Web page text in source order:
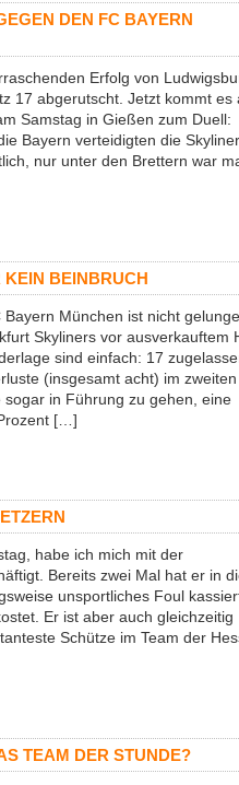
DEN FC BAYERN
Erfolg von
17 abgerutscht. Jetzt kommt es
Samstag in Gießen zum Duell:
Bayern verteidigten die
nur unter den Brettern war
BEINBRUCH
München ist nicht
Skyliners vor ausverkauftem
sind einfach: 17
(insgesamt acht) im zweiten
in Führung zu gehen, eine
[…]
habe ich mich mit der
Bereits zwei Mal hat er in
unsportliches Foul
Er ist aber auch gleichzeitig
Schütze im Team der
TEAM DER STUNDE?